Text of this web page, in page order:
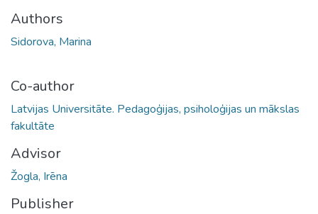
Authors
Sidorova, Marina
Co-author
Latvijas Universitāte. Pedagoģijas, psiholoģijas un mākslas
fakultāte
Advisor
Žogla, Irēna
Publisher